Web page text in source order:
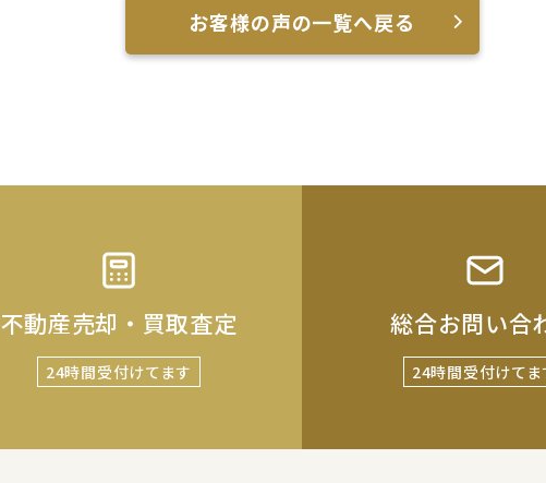
お客様の声の一覧へ戻る
不動産売却・買取査定
24時間受付けてます
総合お問い合
24時間受付けてま